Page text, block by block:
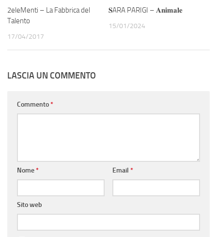
2eleMenti – La Fabbrica del
Talento
17/04/2017
𝐒ARA PARIGI – 𝐀𝐧𝐢𝐦𝐚𝐥𝐞
15/01/2024
LASCIA UN COMMENTO
Commento*
Nome* Email *
Sito web